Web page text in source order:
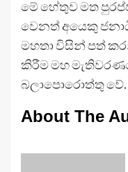
මේ හේතුව මත
වෙනත් අයෙකු
මහතා විසින් පත්
කිරීම මහ
බලාපොරොත්තු වේ.
About The